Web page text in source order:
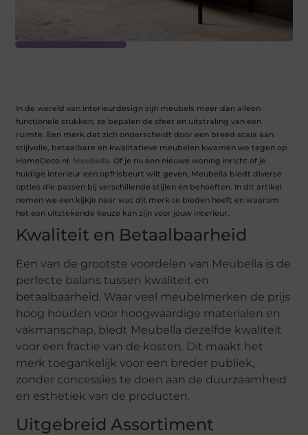
In de wereld van interieurdesign zijn meubels meer dan alleen
functionele stukken; ze bepalen de sfeer en uitstraling van een
ruimte. Een merk dat zich onderscheidt door een breed scala aan
stijlvolle, betaalbare en kwalitatieve meubelen kwamen we tegen op
HomeDeco.nl: Meubella. Of je nu een nieuwe woning inricht of je
huidige interieur een opfrisbeurt wilt geven, Meubella biedt diverse
opties die passen bij verschillende stijlen en behoeften. In dit artikel
nemen we een kijkje naar wat dit merk te bieden heeft en waarom
het een uitstekende keuze kan zijn voor jouw interieur.
Kwaliteit en Betaalbaarheid
Een van de grootste voordelen van Meubella is de
perfecte balans tussen kwaliteit en
betaalbaarheid. Waar veel meubelmerken de prijs
hoog houden voor hoogwaardige materialen en
vakmanschap, biedt Meubella dezelfde kwaliteit
voor een fractie van de kosten. Dit maakt het
merk toegankelijk voor een breder publiek,
zonder concessies te doen aan de duurzaamheid
en esthetiek van de producten.
Uitgebreid Assortiment